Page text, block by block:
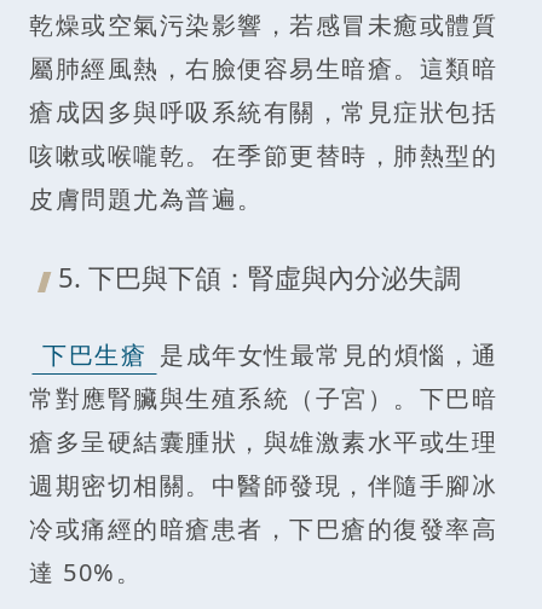
乾燥或空氣污染影響，若感冒未癒或體質
屬肺經風熱，右臉便容易生暗瘡。這類暗
瘡成因多與呼吸系統有關，常見症狀包括
咳嗽或喉嚨乾。在季節更替時，肺熱型的
皮膚問題尤為普遍。
5. 下巴與下頜：腎虛與內分泌失調
下巴生瘡 是成年女性最常見的煩惱，通
常對應腎臟與生殖系統（子宮）。下巴暗
瘡多呈硬結囊腫狀，與雄激素水平或生理
週期密切相關。中醫師發現，伴隨手腳冰
冷或痛經的暗瘡患者，下巴瘡的復發率高
達 50%。